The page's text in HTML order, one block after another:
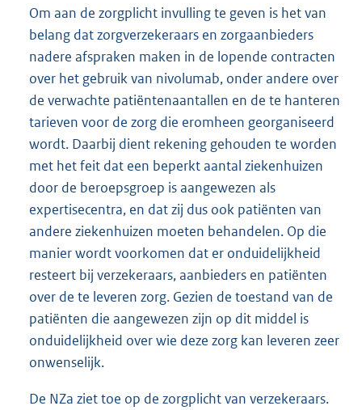
Om aan de zorgplicht invulling te geven is het van
belang dat zorgverzekeraars en zorgaanbieders
nadere afspraken maken in de lopende contracten
over het gebruik van nivolumab, onder andere over
de verwachte patiëntenaantallen en de te hanteren
tarieven voor de zorg die eromheen georganiseerd
wordt. Daarbij dient rekening gehouden te worden
met het feit dat een beperkt aantal ziekenhuizen
door de beroepsgroep is aangewezen als
expertisecentra, en dat zij dus ook patiënten van
andere ziekenhuizen moeten behandelen. Op die
manier wordt voorkomen dat er onduidelijkheid
resteert bij verzekeraars, aanbieders en patiënten
over de te leveren zorg. Gezien de toestand van de
patiënten die aangewezen zijn op dit middel is
onduidelijkheid over wie deze zorg kan leveren zeer
onwenselijk.
De NZa ziet toe op de zorgplicht van verzekeraars.